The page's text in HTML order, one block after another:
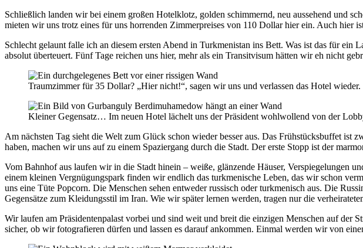
Schließlich landen wir bei einem großen Hotelklotz, golden schimmernd, neu aussehend und
mieten wir uns trotz eines für uns horrenden Zimmerpreises von 110 Dollar hier ein. Auch hier
Schlecht gelaunt falle ich an diesem ersten Abend in Turkmenistan ins Bett. Was ist das für
absolut überteuert. Fünf Tage reichen uns hier, mehr als ein Transitvisum hätten wir eh nicht
Traumzimmer für 35 Dollar? „Hier nicht!“, sagen wir uns und verlassen das Hotel wieder.
Kleiner Gegensatz… Im neuen Hotel lächelt uns der Präsident wohlwollend von der
Am nächsten Tag sieht die Welt zum Glück schon wieder besser aus. Das Frühstücksbuffet
haben, machen wir uns auf zu einem Spaziergang durch die Stadt. Der erste Stopp ist der
Vom Bahnhof aus laufen wir in die Stadt hinein – weiße, glänzende Häuser, Verspiegelungen
einem kleinen Vergnügungspark finden wir endlich das turkmenische Leben, das wir schon
uns eine Tüte Popcorn. Die Menschen sehen entweder russisch oder turkmenisch aus. Die
Gegensätze zum Kleidungsstil im Iran. Wie wir später lernen werden, tragen nur die
Wir laufen am Präsidentenpalast vorbei und sind weit und breit die einzigen Menschen auf
sicher, ob wir fotografieren dürfen und lassen es darauf ankommen. Einmal werden wir von